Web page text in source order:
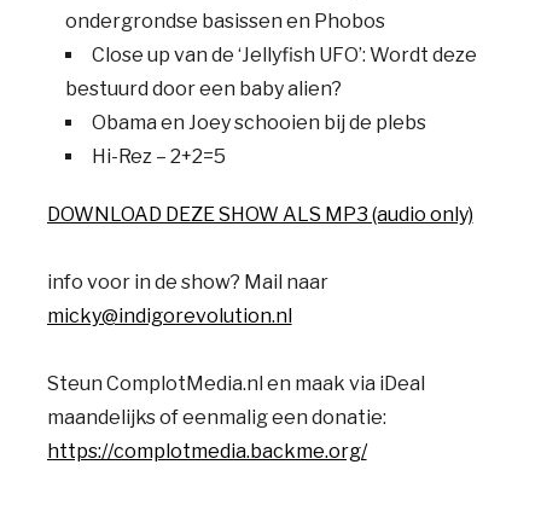
ondergrondse basissen en Phobos
Close up van de ‘Jellyfish UFO’: Wordt deze
bestuurd door een baby alien?
Obama en Joey schooien bij de plebs
Hi-Rez – 2+2=5
DOWNLOAD DEZE SHOW ALS MP3 (audio only)
info voor in de show? Mail naar
micky@indigorevolution.nl
Steun ComplotMedia.nl en maak via iDeal
maandelijks of eenmalig een donatie:
https://complotmedia.backme.org/